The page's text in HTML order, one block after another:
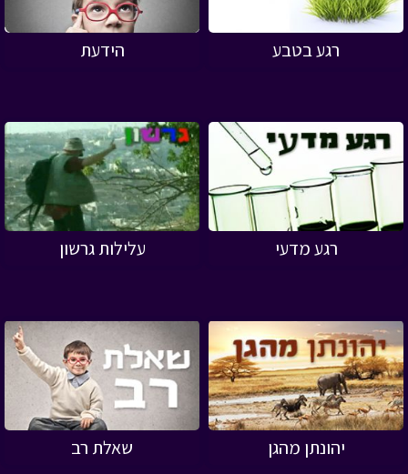
רגע בטבע הידעת
רגע מדעי עלילות גרשון
יהונתן מהגן שאלת רב